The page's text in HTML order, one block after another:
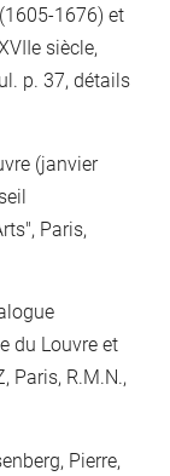
1676) et
siècle,
p. 37, détails
(janvier
Paris,
du Louvre et
Paris, R.M.N.,
Pierre,